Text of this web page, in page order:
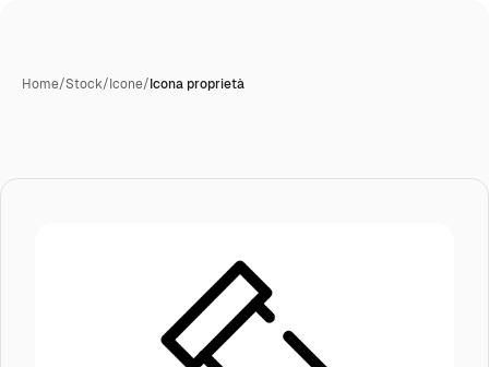
Home/Stock/Icone/Icona proprietà